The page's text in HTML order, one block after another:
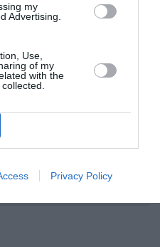
my
Advertising.
Use,
of my
with the
Privacy Policy
READING BELOW